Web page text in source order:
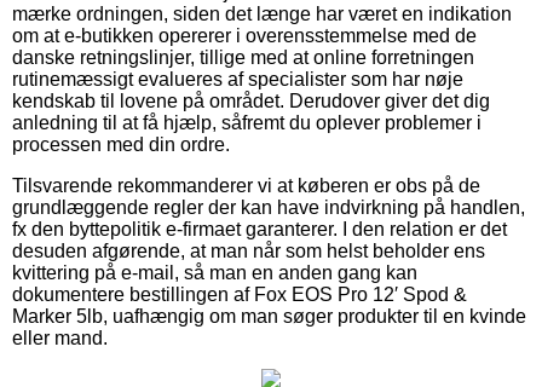
mærke ordningen, siden det længe har været en indikation
om at e-butikken opererer i overensstemmelse med de
danske retningslinjer, tillige med at online forretningen
rutinemæssigt evalueres af specialister som har nøje
kendskab til lovene på området. Derudover giver det dig
anledning til at få hjælp, såfremt du oplever problemer i
processen med din ordre.
Tilsvarende rekommanderer vi at køberen er obs på de
grundlæggende regler der kan have indvirkning på handlen,
fx den byttepolitik e-firmaet garanterer. I den relation er det
desuden afgørende, at man når som helst beholder ens
kvittering på e-mail, så man en anden gang kan
dokumentere bestillingen af Fox EOS Pro 12′ Spod &
Marker 5lb, uafhængig om man søger produkter til en kvinde
eller mand.